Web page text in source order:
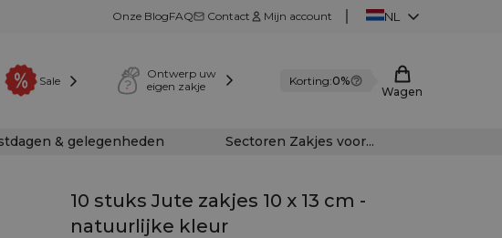
Onze BlogFAQ Contact Mijn account NL
Sale
Ontwerp uw
eigen zakje
Korting:0%
Wagen
& gelegenheden Sectoren Zakjes voor...
10 stuks Jute zakjes 10 x 13 cm -
natuurlijke kleur